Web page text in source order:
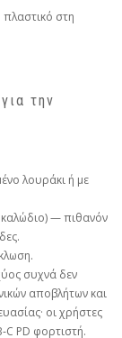
στη
την
λουράκι ή με
καλώδιο) — πιθανόν
συχνά δεν
αποβλήτων και
οι χρήστες
PD φορτιστή.